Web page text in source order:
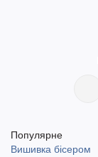
Популярне
Вишивка бісером